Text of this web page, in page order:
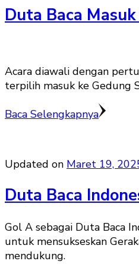
Duta Baca
Acara diawali dengan
terpilih masuk ke Gedung
Baca Selengkapnya
Updated on Maret 19,
Duta Baca
Gol A sebagai Duta Baca
untuk mensukseskan
mendukung.